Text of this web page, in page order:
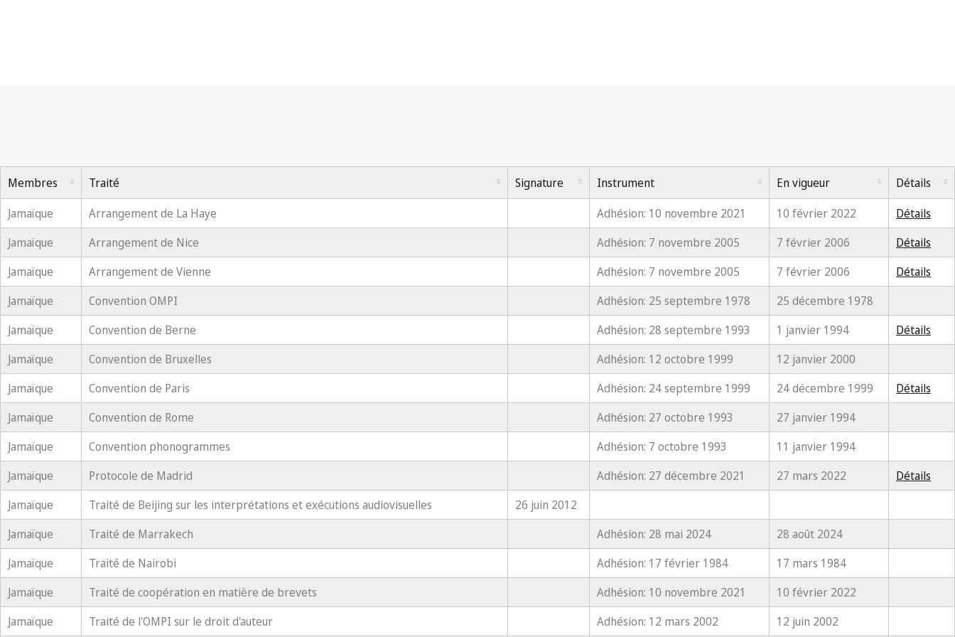
Membres Traité Signature Instrument En vigueur
Détails
Jamaïque
Arrangement de La Haye Adhésion: 10 novembre 2021 10 février 2022
Détails
Jamaïque
Arrangement de Nice Adhésion: 7 novembre 2005 7 février 2006
Détails
Jamaïque
Arrangement de Vienne Adhésion: 7 novembre 2005 7 février 2006
Détails
Jamaïque
Convention OMPI Adhésion: 25 septembre 1978
25 décembre 1978
Jamaïque
Convention de Berne Adhésion: 28 septembre 1993 1 janvier 1994
Détails
Jamaïque
Convention de Bruxelles Adhésion: 12 octobre 1999
12 janvier 2000
Jamaïque
Convention de Paris Adhésion: 24 septembre 1999 24 décembre 1999
Détails
Jamaïque
Convention de Rome Adhésion: 27 octobre 1993
27 janvier 1994
Jamaïque
Convention phonogrammes Adhésion: 7 octobre 1993
11 janvier 1994
Jamaïque
Protocole de Madrid Adhésion: 27 décembre 2021 27 mars 2022
Détails
Jamaïque
Traité de Beijing sur les interprétations et exécutions audiovisuelles
26 juin 2012
Jamaïque
Traité de Marrakech Adhésion: 28 mai 2024
28 août 2024
Jamaïque
Traité de Nairobi Adhésion: 17 février 1984
17 mars 1984
Jamaïque
Traité de coopération en matière de brevets Adhésion: 10 novembre 2021
10 février 2022
Jamaïque
Traité de l'OMPI sur le droit d'auteur Adhésion: 12 mars 2002 12 juin 2002